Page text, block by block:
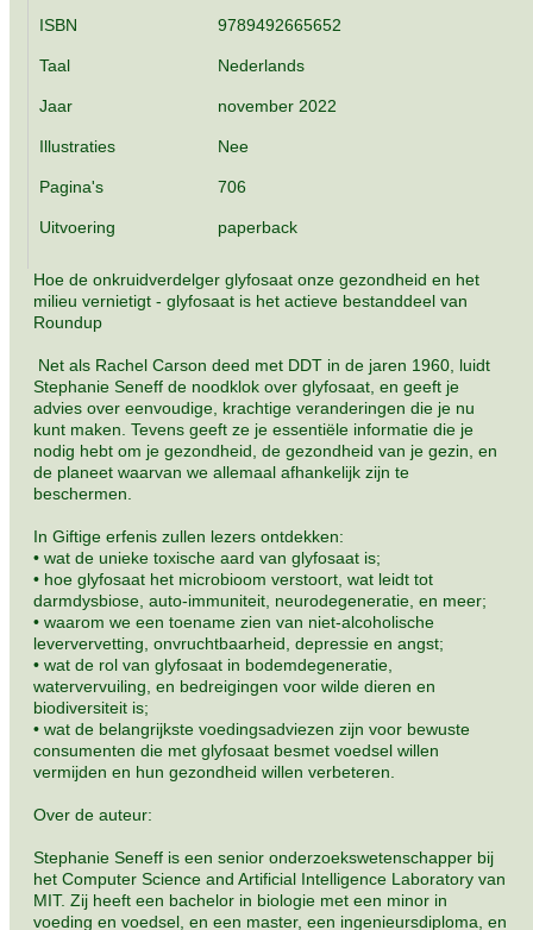
ISBN 9789492665652
Taal Nederlands
Jaar november 2022
Illustraties Nee
Pagina's 706
Uitvoering paperback
Hoe de onkruidverdelger glyfosaat onze gezondheid en het
milieu vernietigt - glyfosaat is het actieve bestanddeel van
Roundup
Net als Rachel Carson deed met DDT in de jaren 1960, luidt
Stephanie Seneff de noodklok over glyfosaat, en geeft je
advies over eenvoudige, krachtige veranderingen die je nu
kunt maken. Tevens geeft ze je essentiële informatie die je
nodig hebt om je gezondheid, de gezondheid van je gezin, en
de planeet waarvan we allemaal afhankelijk zijn te
beschermen.
In Giftige erfenis zullen lezers ontdekken:
• wat de unieke toxische aard van glyfosaat is;
• hoe glyfosaat het microbioom verstoort, wat leidt tot
darmdysbiose, auto-immuniteit, neurodegeneratie, en meer;
• waarom we een toename zien van niet-alcoholische
leververvetting, onvruchtbaarheid, depressie en angst;
• wat de rol van glyfosaat in bodemdegeneratie,
watervervuiling, en bedreigingen voor wilde dieren en
biodiversiteit is;
• wat de belangrijkste voedingsadviezen zijn voor bewuste
consumenten die met glyfosaat besmet voedsel willen
vermijden en hun gezondheid willen verbeteren.
Over de auteur:
Stephanie Seneff is een senior onderzoekswetenschapper bij
het Computer Science and Artificial Intelligence Laboratory van
MIT. Zij heeft een bachelor in biologie met een minor in
voeding en voedsel, en een master, een ingenieursdiploma, en